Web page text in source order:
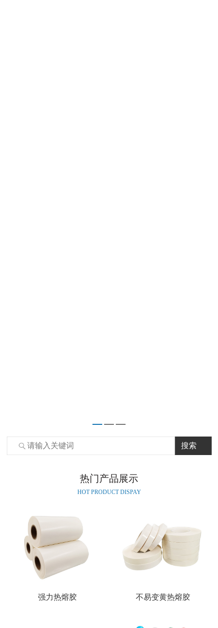
热门产品展示
HOT PRODUCT DISPAY
强力热熔胶 不易变黄热熔胶